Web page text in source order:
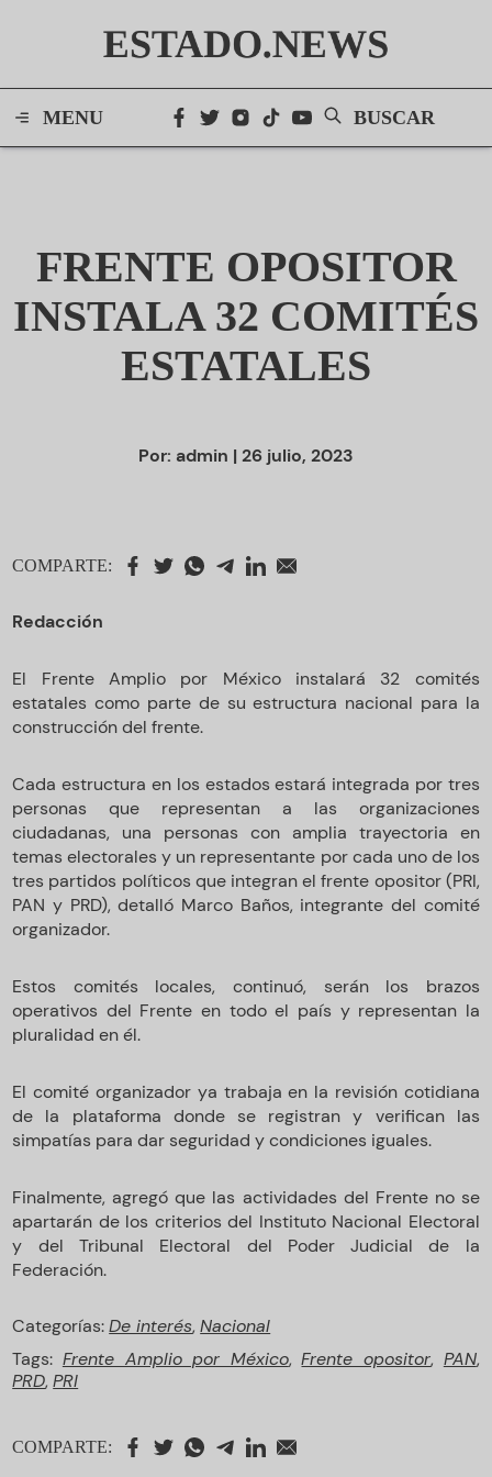
ESTADO.NEWS
MENU BUSCAR
FRENTE OPOSITOR
INSTALA 32 COMITÉS
ESTATALES
Por: admin | 26 julio, 2023
COMPARTE:
Redacción
El Frente Amplio por México instalará 32 comités
estatales como parte de su estructura nacional para la
construcción del frente.
Cada estructura en los estados estará integrada por tres
personas que representan a las organizaciones
ciudadanas, una personas con amplia trayectoria en
temas electorales y un representante por cada uno de los
tres partidos políticos que integran el frente opositor (PRI,
PAN y PRD), detalló Marco Baños, integrante del comité
organizador.
Estos comités locales, continuó, serán los brazos
operativos del Frente en todo el país y representan la
pluralidad en él.
El comité organizador ya trabaja en la revisión cotidiana
de la plataforma donde se registran y verifican las
simpatías para dar seguridad y condiciones iguales.
Finalmente, agregó que las actividades del Frente no se
apartarán de los criterios del Instituto Nacional Electoral
y del Tribunal Electoral del Poder Judicial de la
Federación.
Categorías:De interés,Nacional
Tags: Frente Amplio por México,Frente opositor, PAN,
PRD,PRI
COMPARTE: